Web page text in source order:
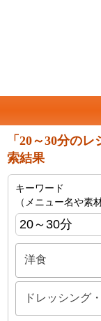
「20～30分の
索結果
キーワード
（メニュー名や素